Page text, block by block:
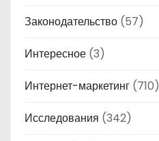
Законодательство (57)
Интересное (3)
Интернет-маркетинг (710)
Исследования (342)